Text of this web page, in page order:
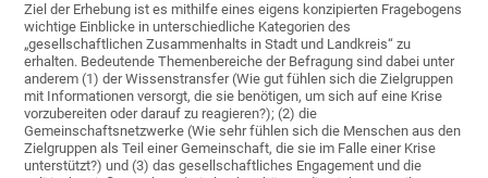
Ziel der Erhebung ist es mithilfe eines eigens konzipierten Fragebogens
wichtige Einblicke in unterschiedliche Kategorien des
„gesellschaftlichen Zusammenhalts in Stadt und Landkreis“ zu
erhalten. Bedeutende Themenbereiche der Befragung sind dabei unter
anderem (1) der Wissenstransfer (Wie gut fühlen sich die Zielgruppen
mit Informationen versorgt, die sie benötigen, um sich auf eine Krise
vorzubereiten oder darauf zu reagieren?); (2) die
Gemeinschaftsnetzwerke (Wie sehr fühlen sich die Menschen aus den
Zielgruppen als Teil einer Gemeinschaft, die sie im Falle einer Krise
unterstützt?) und (3) das gesellschaftliches Engagement und die